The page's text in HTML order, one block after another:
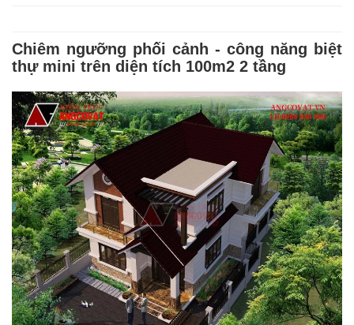
Chiêm ngưỡng phối cảnh - công năng biệt
thự mini trên diện tích 100m2 2 tầng